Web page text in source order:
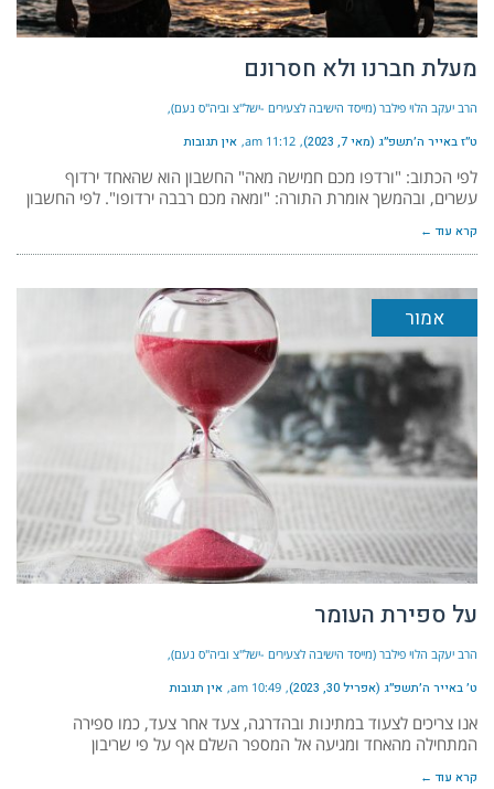
מעלת חברנו ולא חסרונם
הרב יעקב הלוי פילבר (מייסד הישיבה לצעירים -ישל"צ וביה"ס נעם)
ט״ז באייר ה׳תשפ״ג (מאי 7, 2023) 11:12 am אין תגובות
לפי הכתוב: "ורדפו מכם חמישה מאה" החשבון הוא שהאחד ירדוף
עשרים, ובהמשך אומרת התורה: "ומאה מכם רבבה ירדופו". לפי החשבון
קרא עוד ←
אמור
על ספירת העומר
הרב יעקב הלוי פילבר (מייסד הישיבה לצעירים -ישל"צ וביה"ס נעם)
ט׳ באייר ה׳תשפ״ג (אפריל 30, 2023) 10:49 am אין תגובות
אנו צריכים לצעוד במתינות ובהדרגה, צעד אחר צעד, כמו ספירה
המתחילה מהאחד ומגיעה אל המספר השלם אף על פי שריבון
קרא עוד ←